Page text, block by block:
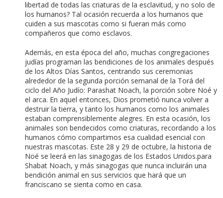
libertad de todas las criaturas de la esclavitud, y no solo de
los humanos? Tal ocasión recuerda a los humanos que
cuiden a sus mascotas como si fueran más como
compañeros que como esclavos.
Además, en esta época del año, muchas congregaciones
judías programan las bendiciones de los animales después
de los Altos Días Santos, centrando sus ceremonias
alrededor de la segunda porción semanal de la Torá del
ciclo del Año Judío: Parashat Noach, la porción sobre Noé y
el arca. En aquel entonces, Dios prometió nunca volver a
destruir la tierra, y tanto los humanos como los animales
estaban comprensiblemente alegres. En esta ocasión, los
animales son bendecidos como criaturas, recordando a los
humanos cómo compartimos esa cualidad esencial con
nuestras mascotas. Este 28 y 29 de octubre, la historia de
Noé se leerá en las sinagogas de los Estados Unidos.para
Shabat Noach, y más sinagogas que nunca incluirán una
bendición animal en sus servicios que hará que un
franciscano se sienta como en casa.